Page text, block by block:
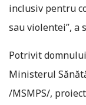
inclusiv pentru
sau violentei”, a
Potrivit
Ministerul
/MSMPS/,